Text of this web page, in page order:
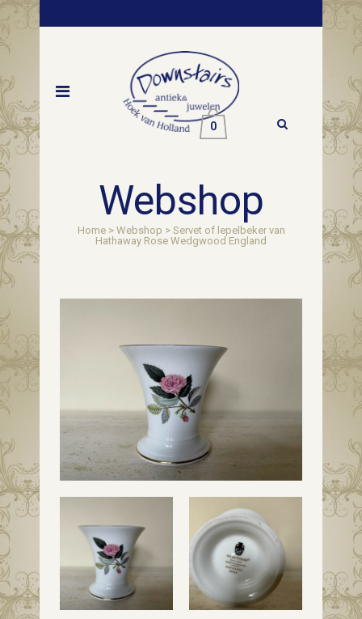
0
Webshop
Home> Webshop > Servet of lepelbeker van
Hathaway Rose Wedgwood England